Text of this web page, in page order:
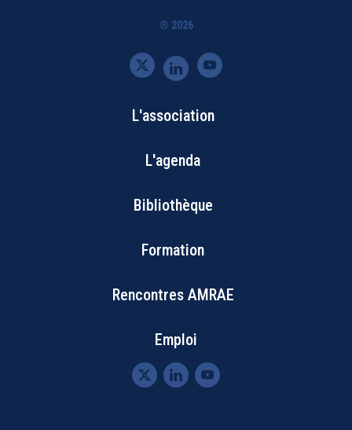
® 2026
Bottom
Footer
Menu
L'association
L'agenda
Bibliothèque
Formation
Rencontres AMRAE
Emploi